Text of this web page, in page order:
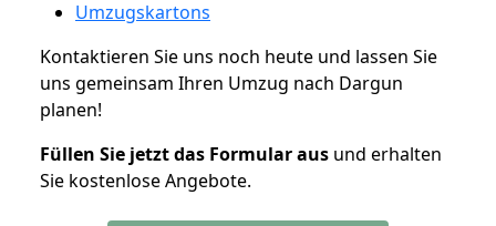
Umzugskartons
Kontaktieren Sie uns noch heute und lassen Sie
uns gemeinsam Ihren Umzug nach Dargun
planen!
Füllen Sie jetzt das Formular aus und erhalten
Sie kostenlose Angebote.